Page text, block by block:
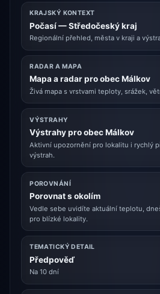
KRAJSKÝ KONTEXT
Počasí — Středočeský kraj
Regionální přehled, města v kraji a
RADAR A MAPA
Mapa a radar pro obec Málkov
Živá mapa s vrstvami teploty, srážek,
VÝSTRAHY
Výstrahy pro obec Málkov
Aktivní upozornění pro lokalitu i rychlý
výstrah.
POROVNÁNÍ
Porovnat s okolím
Vedle sebe uvidíte aktuální teplotu,
pro blízké lokality.
TEMATICKÝ DETAIL
Předpověď
Na 10 dní